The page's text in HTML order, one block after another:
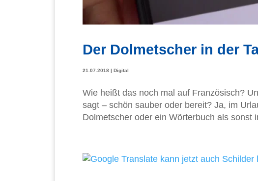
Der Dolmetscher in der
21.07.2018 | Digital
Wie heißt das noch mal auf Französisch?
sagt – schön sauber oder bereit? Ja, im
Dolmetscher oder ein Wörterbuch als sonst